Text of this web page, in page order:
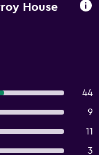
House
44
9
11
3